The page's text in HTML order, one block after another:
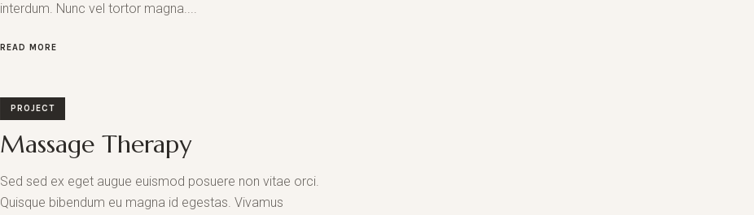
interdum. Nunc vel tortor magna....
READ MORE
PROJECT
Massage Therapy
Sed sed ex eget augue euismod posuere non vitae orci.
Quisque bibendum eu magna id egestas. Vivamus